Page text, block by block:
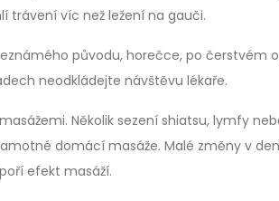
trávení víc než ležení na gauči.
původu, horečce, po čerstvém
neodkládejte návštěvu lékaře.
Několik sezení shiatsu, lymfy
domácí masáže. Malé změny v
efekt masáží.